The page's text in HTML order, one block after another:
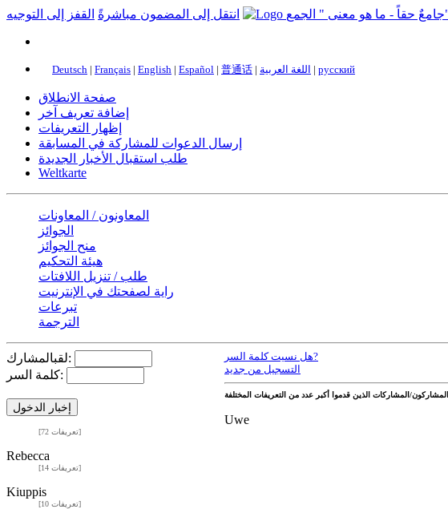
انتقل إلى المضمون مباشرةً القفز إلى التوجيه
Deutsch | Français | English | Español | 普通话 | اللغة العربية | русский
صفحة الانطلاق
إضافة تعريف آخر
إظهار التعريفات
إرسال الدعوات للمشاركة في المسابقة
طلب استقبال الأخبار الجديدة
Weltkarte
المعاونون / المعاونات
الجوائز
منح الجوائز
هيئة التحكيم
طلب / تنزيل اللافتات
راية لصفحتك في الإنترنيت
تبرعات
الترجمة
لقبالمشارك:
كلمة السر:
هل نسيت كلمة السر?
التسجيل من جديد
Uwe
[72 تعريفات]
Rebecca
[14 تعريفات]
Kiuppis
[10 تعريفات]